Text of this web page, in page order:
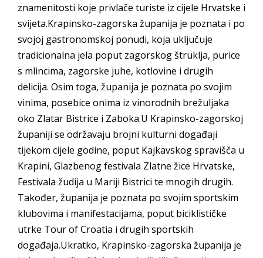
znamenitosti koje privlače turiste iz cijele Hrvatske i
svijeta.Krapinsko-zagorska županija je poznata i po
svojoj gastronomskoj ponudi, koja uključuje
tradicionalna jela poput zagorskog štruklja, purice
s mlincima, zagorske juhe, kotlovine i drugih
delicija. Osim toga, županija je poznata po svojim
vinima, posebice onima iz vinorodnih brežuljaka
oko Zlatar Bistrice i Zaboka.U Krapinsko-zagorskoj
županiji se održavaju brojni kulturni događaji
tijekom cijele godine, poput Kajkavskog spravišča u
Krapini, Glazbenog festivala Zlatne žice Hrvatske,
Festivala žudija u Mariji Bistrici te mnogih drugih.
Također, županija je poznata po svojim sportskim
klubovima i manifestacijama, poput biciklističke
utrke Tour of Croatia i drugih sportskih
događaja.Ukratko, Krapinsko-zagorska županija je